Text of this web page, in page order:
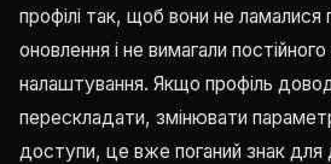
профілі так, щоб вони не ламалися
оновлення і не вимагали
налаштування. Якщо профіль
перескладати, змінювати
доступи, це вже поганий знак для